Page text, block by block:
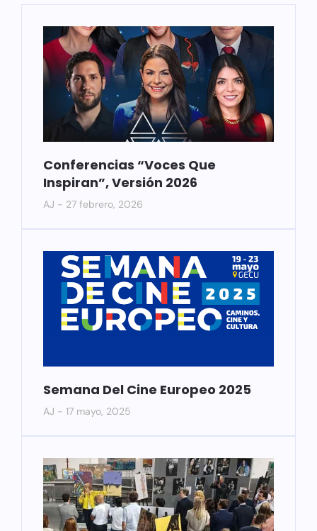
Conferencias “Voces Que
Inspiran”, Versión 2026
AJ 27 febrero, 2026
Semana Del Cine Europeo 2025
AJ 17 mayo, 2025